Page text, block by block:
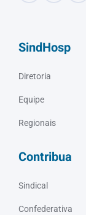
SindHosp
Diretoria
Equipe
Regionais
Contribua
Sindical
Confederativa